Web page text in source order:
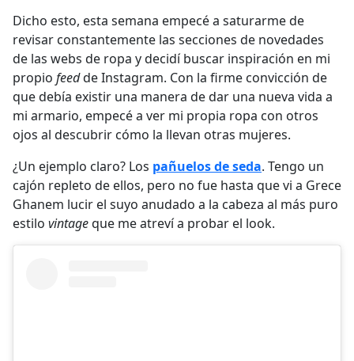
Dicho esto, esta semana empecé a saturarme de
revisar constantemente las secciones de novedades
de las webs de ropa y decidí buscar inspiración en mi
propio feedde Instagram. Con la firme convicción de
que debía existir una manera de dar una nueva vida a
mi armario, empecé a ver mi propia ropa con otros
ojos al descubrir cómo la llevan otras mujeres.
¿Un ejemplo claro? Los pañuelos de seda. Tengo un
cajón repleto de ellos, pero no fue hasta que vi a Grece
Ghanem lucir el suyo anudado a la cabeza al más puro
estilo vintageque me atreví a probar el look.